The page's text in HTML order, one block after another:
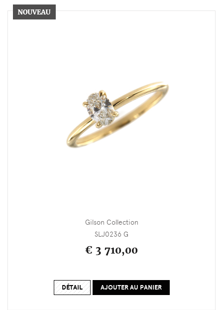
Gilson Collection
SLJ0236 G
€ 3 710,00
DÉTAIL AJOUTER AU PANIER